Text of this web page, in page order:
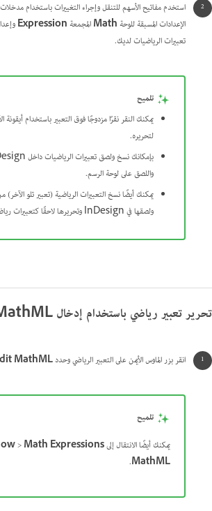
استخدم مفاتيح الأسهم للتنقل وإجراء التغييرات باستخدام
الإعدادات المسبقة للوحةMathالمجمعةExpression
تعبيرات الرياضيات لديك.
تلميح
يمكنك النقر نقرًا مزدوجًا فوق التعبير باستخدام أيقونة
لتحريره.
واللصق على لوحة الرسم.
ولصقها في InDesign وتحريرها لاحقًا كتعبيرات رياضية أصلية.
تحرير تعبير رياضي باستخدام إدخال MathML
انقر بزر الماوس الأيمن على التعبير الرياضي وحددMathML
تلميح
يمكنك أيضًا الانتقال إلى
>Math Expressions
MathML
.